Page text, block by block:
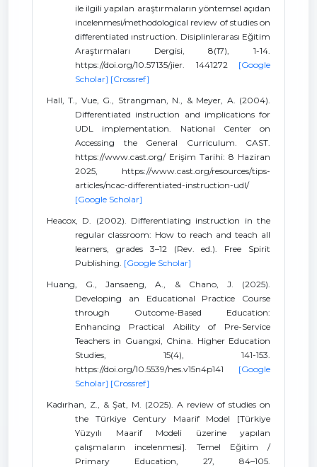
ile ilgili yapılan araştırmaların yöntemsel açıdan
incelenmesi/methodological review of studies on
differentiated ınstruction. Disiplinlerarası Eğitim
Araştırmaları Dergisi, 8(17), 1-14.
https://doi.org/10.57135/jier. 1441272 [Google
Scholar] [Crossref]
Hall, T., Vue, G., Strangman, N., & Meyer, A. (2004).
Differentiated instruction and implications for
UDL implementation. National Center on
Accessing the General Curriculum. CAST.
https://www.cast.org/ Erişim Tarihi: 8 Haziran
2025, https://www.cast.org/resources/tips-
articles/ncac-differentiated-instruction-udl/
[Google Scholar]
Heacox, D. (2002). Differentiating instruction in the
regular classroom: How to reach and teach all
learners, grades 3–12 (Rev. ed.). Free Spirit
Publishing. [Google Scholar]
Huang, G., Jansaeng, A., & Chano, J. (2025).
Developing an Educational Practice Course
through Outcome-Based Education:
Enhancing Practical Ability of Pre-Service
Teachers in Guangxi, China. Higher Education
Studies, 15(4), 141-153.
https://doi.org/10.5539/hes.v15n4p141 [Google
Scholar] [Crossref]
Kadırhan, Z., & Şat, M. (2025). A review of studies on
the Türkiye Century Maarif Model [Türkiye
Yüzyılı Maarif Modeli üzerine yapılan
çalışmaların incelenmesi]. Temel Eğitim /
Primary Education, 27, 84–105.